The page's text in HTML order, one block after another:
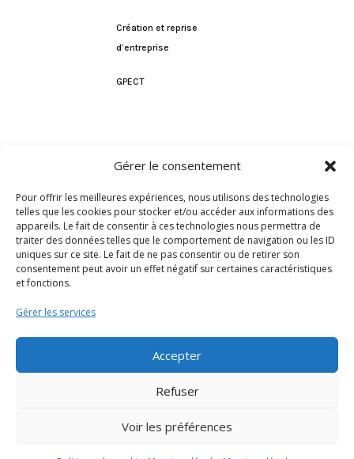
Gérer le consentement
Pour offrir les meilleures expériences, nous utilisons des technologies
telles que les cookies pour stocker et/ou accéder aux informations des
appareils. Le fait de consentir à ces technologies nous permettra de
traiter des données telles que le comportement de navigation ou les ID
uniques sur ce site. Le fait de ne pas consentir ou de retirer son
consentement peut avoir un effet négatif sur certaines caractéristiques
et fonctions.
Gérer les services
Accepter
Refuser
Voir les préférences
Création et reprise
d’entreprise
GPECT
Notre histoire
Notre équipe
Nos actions
Nos valeurs
Candidater
Offres d’emploi
Appel d’offres
Formulaire de
contact